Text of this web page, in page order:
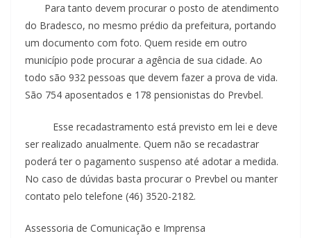
Para tanto devem procurar o posto de atendimento
do Bradesco, no mesmo prédio da prefeitura, portando
um documento com foto. Quem reside em outro
município pode procurar a agência de sua cidade. Ao
todo são 932 pessoas que devem fazer a prova de vida.
São 754 aposentados e 178 pensionistas do Prevbel.
Esse recadastramento está previsto em lei e deve
ser realizado anualmente. Quem não se recadastrar
poderá ter o pagamento suspenso até adotar a medida.
No caso de dúvidas basta procurar o Prevbel ou manter
contato pelo telefone (46) 3520-2182.
Assessoria de Comunicação e Imprensa